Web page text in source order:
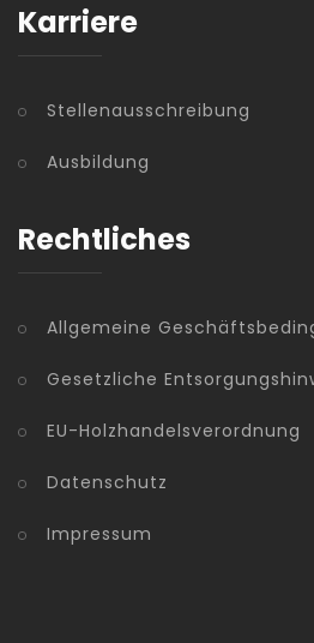
Karriere
Stellenausschreibung
Ausbildung
Rechtliches
Allgemeine
Gesetzliche
EU-Holzhandelsverordnung
Datenschutz
Impressum